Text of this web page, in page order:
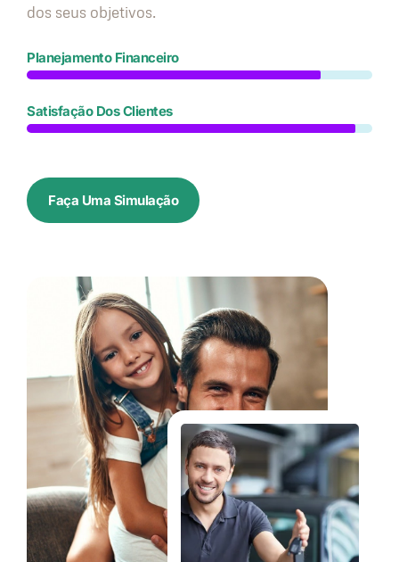
dos seus objetivos.
Planejamento Financeiro
Satisfação Dos Clientes
Faça Uma Simulação